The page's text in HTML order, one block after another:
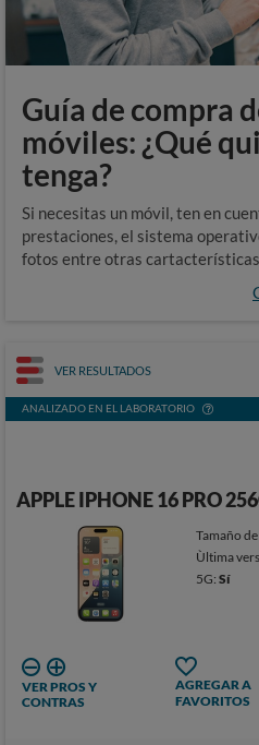
Guía de compra
móviles: ¿Qué
tenga?
Si necesitas un móvil, ten en
prestaciones, el sistema
fotos entre otras
VER RESULTADOS
ANALIZADO EN EL LABORATORIO
APPLE IPHONE 16 PRO
Tamaño
Ùltima
5G:Sí
VER PROS Y
CONTRAS
AGREGAR A
FAVORITOS